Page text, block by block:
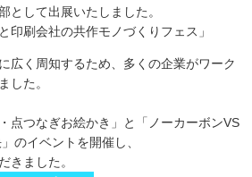
として出展いたしました。
印刷会社の共作モノづくりフェス」
広く周知するため、多くの企業がワーク
した。
点つなぎお絵かき」と「ノーカーボンVS
のイベントを開催し、
きました。